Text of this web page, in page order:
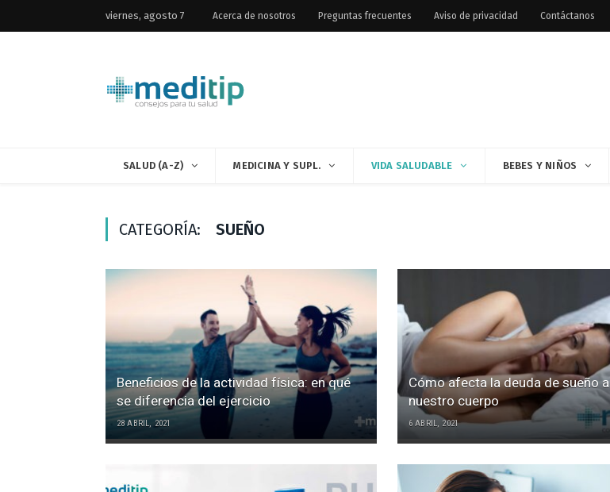
viernes, agosto 7 Acerca de nosotros Preguntas frecuentes Aviso de privacidad Contáctanos
SALUD (A-Z) MEDICINA Y SUPL. VIDA SALUDABLE BEBES Y NIÑOS
CATEGORÍA: SUEÑO
Beneficios de la actividad física: en qué
se diferencia del ejercicio
28 ABRIL, 2021
Cómo afecta la deuda de sueño a
nuestro cuerpo
6 ABRIL, 2021